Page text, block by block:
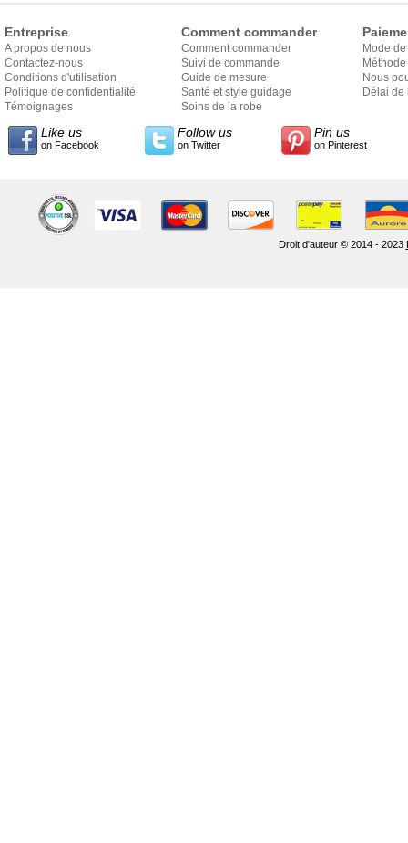
Entreprise
A propos de nous
Contactez-nous
Conditions d'utilisation
Politique de confidentialité
Témoignages
Comment commander
Comment commander
Suivi de commande
Guide de mesure
Santé et style guidage
Soins de la robe
Mode
Nous
Délai de
Like us
on Facebook
Follow us
on Twitter
Pin us
on Pinterest
Droit d'auteur © 2014 - 2023